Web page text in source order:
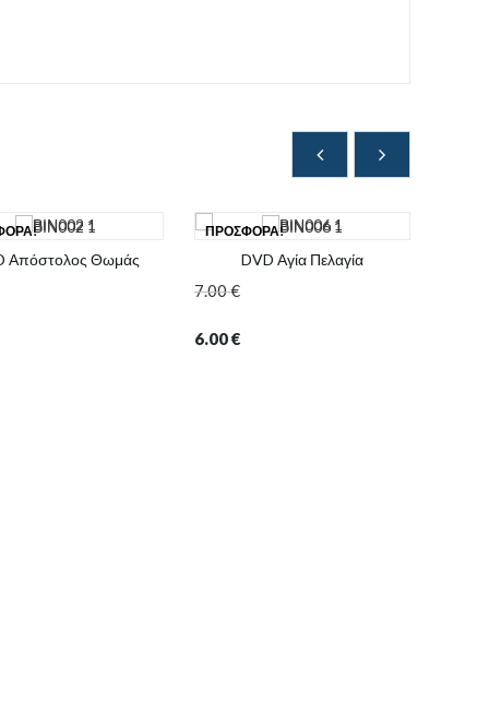
Απόστολος Θωμάς
ΠΡΟΣΦΟΡΆ!
DVD Αγία Πελαγία
7.00€
6.00€